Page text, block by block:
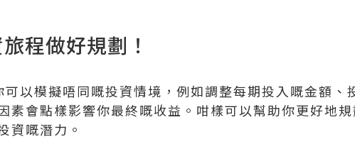
程做好規劃！
可以模擬唔同嘅投資情境，例如調整每期投入嘅金額、
素會點樣影響你最終嘅收益。咁樣可以幫助你更好地
資嘅潛力。